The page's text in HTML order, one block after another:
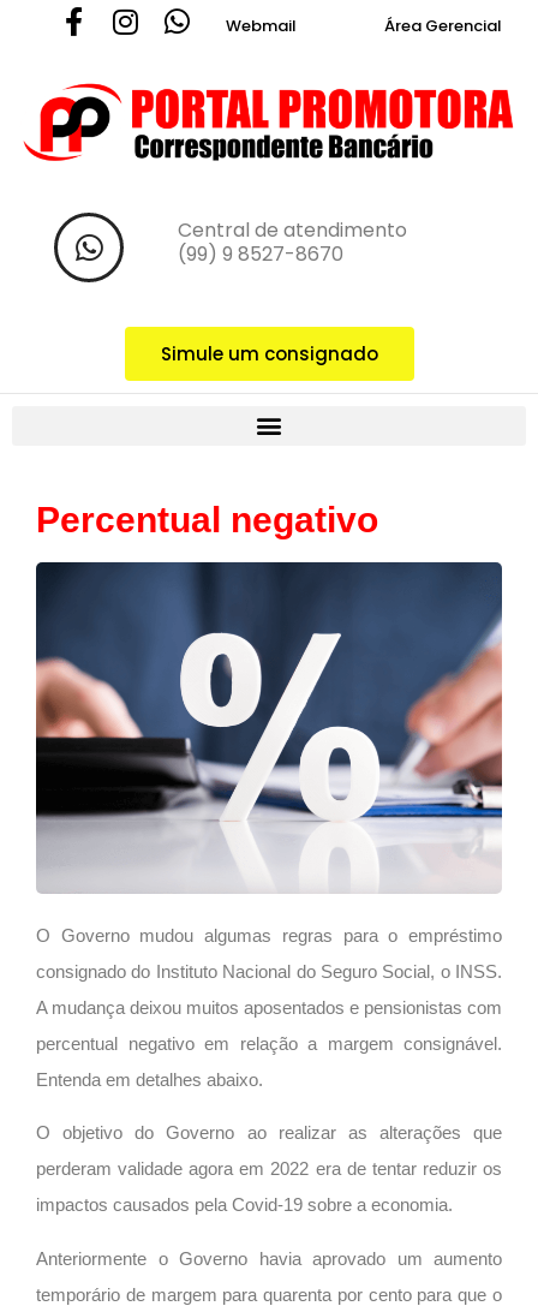
Webmail Área Gerencial
Central de atendimento ‪
(99) 9 8527-8670‬
Simule um consignado
Percentual negativo
O Governo mudou algumas regras para o empréstimo
consignado do Instituto Nacional do Seguro Social, o INSS.
A mudança deixou muitos aposentados e pensionistas com
percentual negativo em relação a margem consignável.
Entenda em detalhes abaixo.
O objetivo do Governo ao realizar as alterações que
perderam validade agora em 2022 era de tentar reduzir os
impactos causados pela Covid-19 sobre a economia.
Anteriormente o Governo havia aprovado um aumento
temporário de margem para quarenta por cento para que o